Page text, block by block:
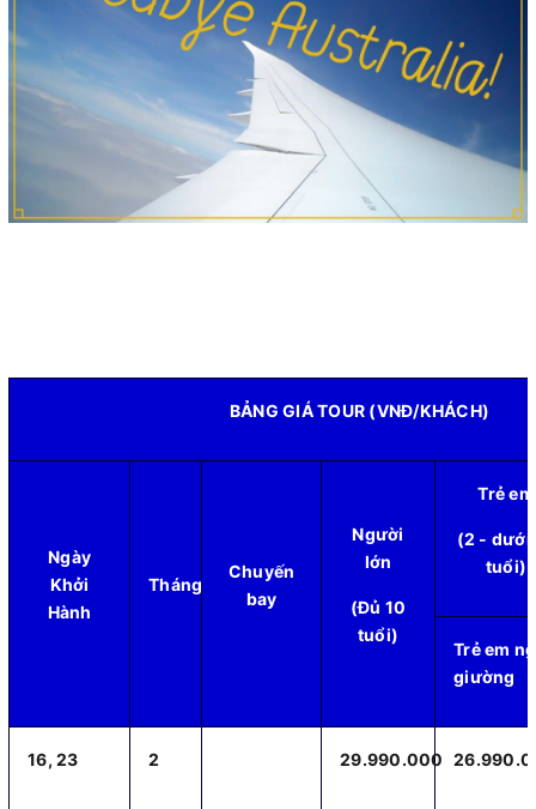
BẢNG GIÁ TOUR (VNĐ/KHÁCH)
Ngày
Khởi
Hành
Tháng
Chuyến
bay
Người
lớn
(Đủ 10
tuổi)
Trẻ em
(2 - dưới
tuổi)
Trẻ em
giường
16, 23 2 29.990.000